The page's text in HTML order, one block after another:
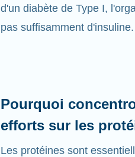
d'un diabète de Type I,
pas suffisamment d'insuline.
Pourquoi
efforts sur les
Les protéines sont